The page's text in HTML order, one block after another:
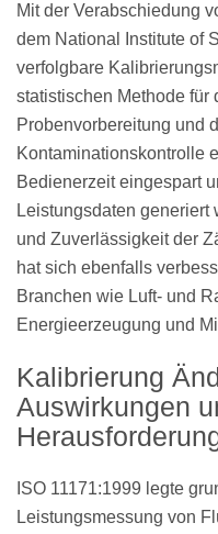
Mit der Verabschiedung
dem National Institute of
verfolgbare
statistischen Methode für
Probenvorbereitung und
Kontaminationskontrolle
Bedienerzeit eingespart
Leistungsdaten
und Zuverlässigkeit der
hat sich ebenfalls
Branchen wie Luft- und
Energieerzeugung und
Kalibrierung
Auswirkungen
ISO 11171:1999 legte
Leistungsmessung von